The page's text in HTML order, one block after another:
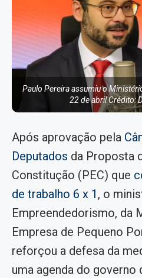
Paulo Pereira assumiu o
22 de abril Crédito:
Após aprovação pela
Deputados da Proposta
Constitução (PEC) que
de trabalho 6 x 1 , o
Empreendedorismo, da
Empresa de Pequeno
reforçou a defesa da
uma agenda do